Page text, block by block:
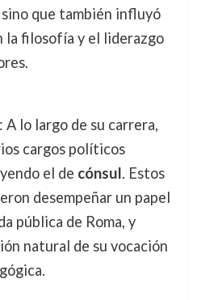
que también influyó
la filosofía y el liderazgo
: A lo largo de su carrera,
cargos políticos
el de cónsul. Estos
desempeñar un papel
pública de Roma, y
natural de su vocación